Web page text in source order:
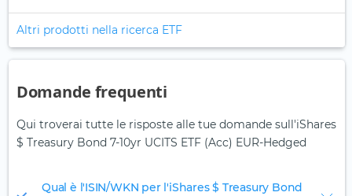
Altri prodotti nella ricerca ETF
Domande frequenti
Qui troverai tutte le risposte alle tue domande sull'iShares
$ Treasury Bond 7-10yr UCITS ETF (Acc) EUR-Hedged
Qual è l'ISIN/WKN per l'iShares $ Treasury Bond